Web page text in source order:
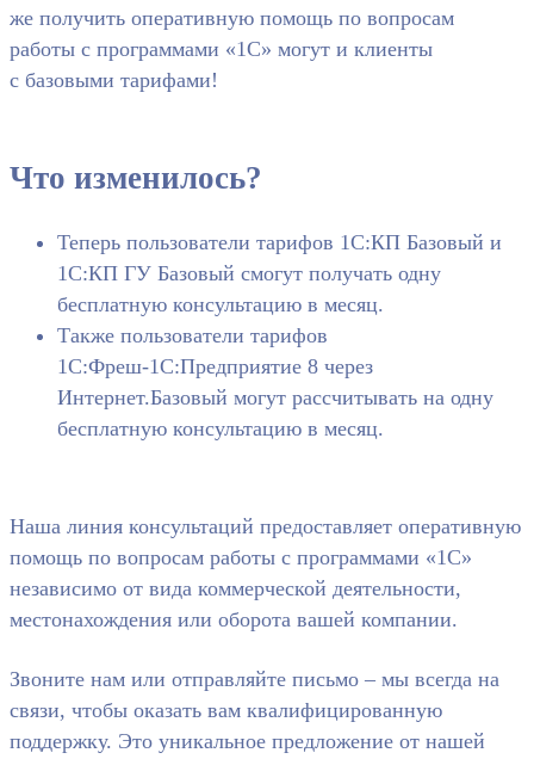
же получить оперативную помощь по вопросам
работы с программами «1С» могут и клиенты
с базовыми тарифами!
Что изменилось?
Теперь пользователи тарифов 1С:КП Базовый и
1С:КП ГУ Базовый смогут получать одну
бесплатную консультацию в месяц.
Также пользователи тарифов
1C:Фреш-1C:Предприятие 8 через
Интернет.Базовый могут рассчитывать на одну
бесплатную консультацию в месяц.
Наша линия консультаций предоставляет оперативную
помощь по вопросам работы с программами «1С»
независимо от вида коммерческой деятельности,
местонахождения или оборота вашей компании.
Звоните нам или отправляйте письмо – мы всегда на
связи, чтобы оказать вам квалифицированную
поддержку. Это уникальное предложение от нашей